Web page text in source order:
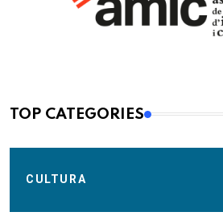
TOP CATEGORIES
CULTURA